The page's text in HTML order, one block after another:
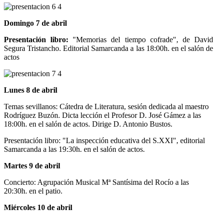
Domingo 7 de abril
Presentación libro: "Memorias del tiempo cofrade", de David
Segura Tristancho. Editorial Samarcanda a las 18:00h. en el salón de
actos
Lunes 8 de abril
Temas sevillanos: Cátedra de Literatura, sesión dedicada al maestro
Rodríguez Buzón. Dicta lección el Profesor D. José Gámez a las
18:00h. en el salón de actos. Dirige D. Antonio Bustos.
Presentación libro: "La inspección educativa del S.XXI", editorial
Samarcanda a las 19:30h. en el salón de actos.
Martes 9 de abril
Concierto: Agrupación Musical Mª Santísima del Rocío a las
20:30h. en el patio.
Miércoles 10 de abril